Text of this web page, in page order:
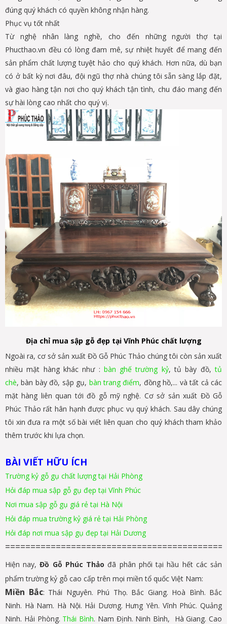
đúng quý khách có quyền không nhận hàng.
Phục vụ tốt nhất
Từ nghệ nhân làng nghề, cho đến những người thợ tại
Phucthao.vn đều có lòng đam mê, sự nhiệt huyết để mang đến
sản phẩm chất lượng tuyệt hảo cho quý khách. Hơn nữa, dù bạn
có ở bất kỳ nơi đâu, đội ngũ thợ nhà chúng tôi sẵn sàng lắp đặt,
và giao hàng tận nơi cho quý khách tận tình, chu đáo mang đến
sự hài lòng cao nhất cho quý vị.
Địa chỉ mua sập gỗ đẹp tại Vĩnh Phúc chất lượng
Ngoài ra, cơ sở sản xuất Đồ Gỗ Phúc Thảo chúng tôi còn sản xuất
nhiều mặt hàng khác như : bàn ghế trường kỷ, tủ bày đồ,tủ
chè, bàn bày đồ, sập gụ, bàn trang điểm, đồng hồ,... và tất cả các
mặt hàng liên quan tới đồ gỗ mỹ nghệ. Cơ sở sản xuất Đồ Gỗ
Phúc Thảo rất hân hạnh được phục vụ quý khách. Sau dây chúng
tôi xin đưa ra một số bài viết liên quan cho quý khách tham khảo
thêm trước khi lựa chọn.
BÀI VIẾT HỮU ÍCH
Trường kỷ gỗ gụ chất lượng tại Hải Phòng
Hỏi đáp mua sập gỗ gụ đẹp tại Vĩnh Phúc
Nơi mua sập gỗ gụ giá rẻ tại Hà Nội
Hỏi đáp mua trường kỷ giá rẻ tại Hải Phòng
Hỏi đáp nơi mua sập gụ đẹp tại Hải Dương
Hiện nay,Đồ Gỗ Phúc Thảođã phân phối tại hầu hết các sản
phẩm trường kỷ gỗ cao cấp trên mọi miền tổ quốc Việt Nam:
Miền Bắc: Thái Nguyên. Phú Thọ. Bắc Giang. Hoà Bình. Bắc
Ninh. Hà Nam. Hà Nội. Hải Dương. Hưng Yên. Vĩnh Phúc. Quảng
Ninh. Hải Phòng. Thái Bình. Nam Định. Ninh Bình, Hà Giang. Cao